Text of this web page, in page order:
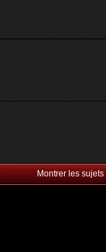
Montrer les